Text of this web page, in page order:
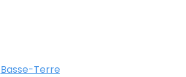
Basse-Terre